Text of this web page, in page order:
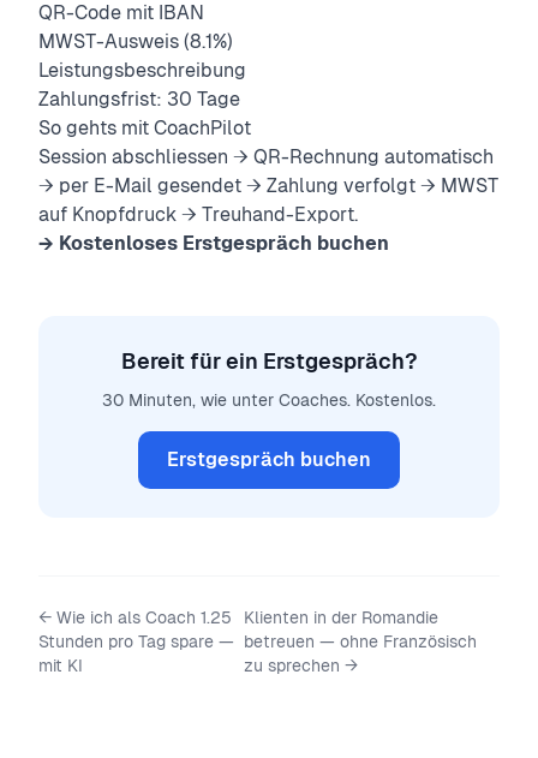
QR-Code mit IBAN
MWST-Ausweis (8.1%)
Leistungsbeschreibung
Zahlungsfrist: 30 Tage
So gehts mit CoachPilot
Session abschliessen → QR-Rechnung automatisch
→ per E-Mail gesendet → Zahlung verfolgt → MWST
auf Knopfdruck → Treuhand-Export.
→ Kostenloses Erstgespräch buchen
Bereit für ein Erstgespräch?
30 Minuten, wie unter Coaches. Kostenlos.
Erstgespräch buchen
← Wie ich als Coach 1.25
Stunden pro Tag spare —
mit KI
Klienten in der Romandie
betreuen — ohne Französisch
zu sprechen →